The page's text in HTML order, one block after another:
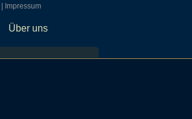
Impressum
Über uns